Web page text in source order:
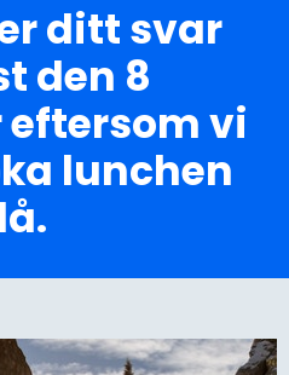
ditt svar
den 8
vi
lunchen